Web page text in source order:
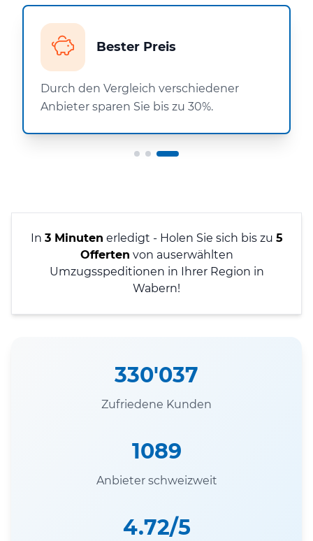
Bester Preis
Durch den Vergleich verschiedener
Anbieter sparen Sie bis zu 30%.
In 3 Minuten erledigt - Holen Sie sich bis zu 5
Offerten von auserwählten
Umzugsspeditionen in Ihrer Region in
Wabern!
330'037
Zufriedene Kunden
1089
Anbieter schweizweit
4.72/5